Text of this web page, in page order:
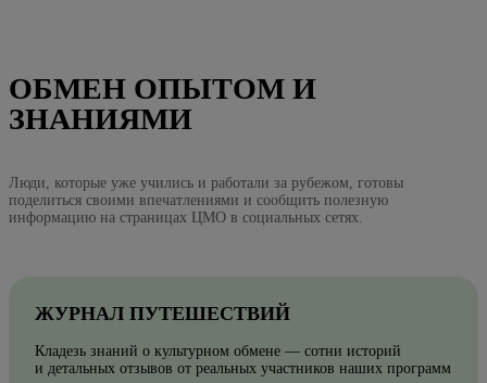
ОБМЕН ОПЫТОМ И
ЗНАНИЯМИ
Люди, которые уже учились и работали за рубежом, готовы
поделиться своими впечатлениями и сообщить полезную
информацию на страницах ЦМО в социальных сетях.
ЖУРНАЛ ПУТЕШЕСТВИЙ
Кладезь знаний о культурном обмене — сотни историй
и детальных отзывов от реальных участников наших программ